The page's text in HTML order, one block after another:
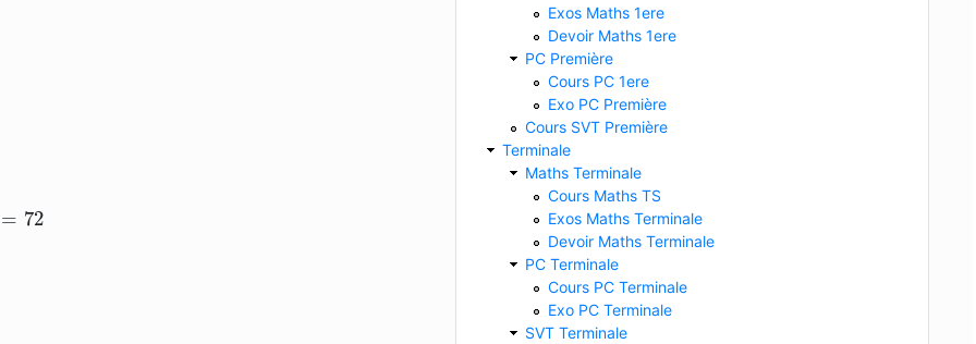
= 72
⇒x
Exos Maths 1ere
Devoir Maths 1ere
PC Première
Cours PC 1ere
Exo PC Première
Cours SVT Première
Terminale
Maths Terminale
Cours Maths TS
Exos Maths Terminale
Devoir Maths Terminale
PC Terminale
Cours PC Terminale
Exo PC Terminale
SVT Terminale